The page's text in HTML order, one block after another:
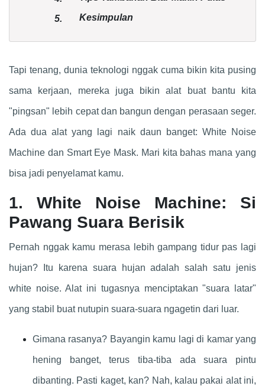
5. Kesimpulan
Tapi tenang, dunia teknologi nggak cuma bikin kita pusing
sama kerjaan, mereka juga bikin alat buat bantu kita
"pingsan" lebih cepat dan bangun dengan perasaan seger.
Ada dua alat yang lagi naik daun banget: White Noise
Machine dan Smart Eye Mask. Mari kita bahas mana yang
bisa jadi penyelamat kamu.
1. White Noise Machine: Si
Pawang Suara Berisik
Pernah nggak kamu merasa lebih gampang tidur pas lagi
hujan? Itu karena suara hujan adalah salah satu jenis
white noise. Alat ini tugasnya menciptakan "suara latar"
yang stabil buat nutupin suara-suara ngagetin dari luar.
Gimana rasanya? Bayangin kamu lagi di kamar yang
hening banget, terus tiba-tiba ada suara pintu
dibanting. Pasti kaget, kan? Nah, kalau pakai alat ini,